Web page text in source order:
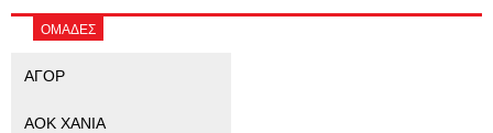
ΟΜΑΔΕΣ
ΑΓΟΡ
ΑΟΚ ΧΑΝΙΑ